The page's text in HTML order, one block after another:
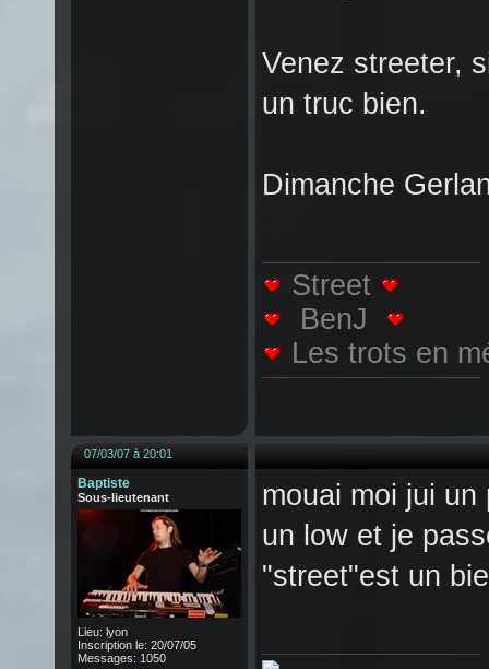
Venez streeter,
un truc bien.
Dimanche
Street
BenJ
Les trots en
07/03/07 à 20:01
Baptiste
Sous-lieutenant
Lieu: lyon
Inscription le: 20/07/05
Messages: 1050
mouai moi jui
un low et je
"street"est un